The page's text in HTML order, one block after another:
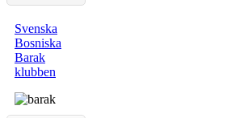
Svenska
Bosniska
Barak
klubben